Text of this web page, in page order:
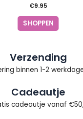
€9.95
SHOPPEN
Verzending
binnen 1-2
Cadeautje
cadeautje vanaf